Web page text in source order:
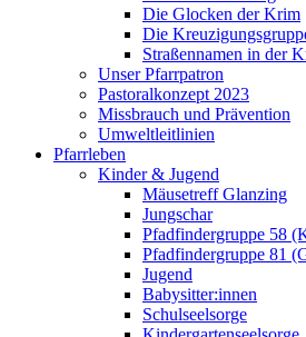
Die Glocken der Krim
Die
Straßennamen in der
Unser Pfarrpatron
Pastoralkonzept 2023
Missbrauch und Prävention
Umweltleitlinien
Pfarrleben
Kinder & Jugend
Mäusetreff Glanzing
Jungschar
Pfadfindergruppe 58
Pfadfindergruppe 81
Jugend
Babysitter:innen
Schulseelsorge